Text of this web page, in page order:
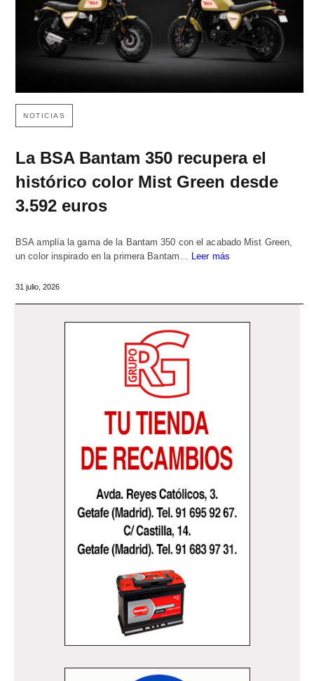
NOTICIAS
La BSA Bantam 350 recupera el
histórico color Mist Green desde
3.592 euros
BSA amplía la gama de la Bantam 350 con el acabado Mist Green,
un color inspirado en la primera Bantam… Leer más
31 julio, 2026